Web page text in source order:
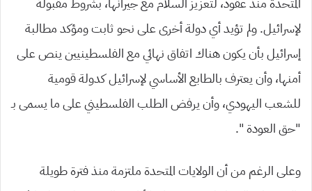
لإسرائيل. ولم تؤيد أي دولة أخرى على نحو ثابت ومؤكد مطالبة
إسرائيل بأن يكون هناك اتفاق نهائي مع الفلسطينيين ينص على
أمنها، وأن يعترف بالطابع الأساسي لإسرائيل كدولة قومية
للشعب اليهودي، وأن يرفض الطلب الفلسطيني على ما يسمى بـ
“حق العودة “.
وعلى الرغم من أن الولايات المتحدة ملتزمة منذ فترة طويلة